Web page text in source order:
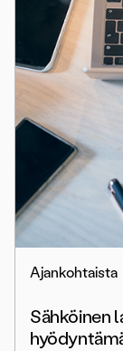
Ajankohtaista
Sähköinen